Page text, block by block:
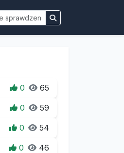
0 65
0 59
0 54
0 46